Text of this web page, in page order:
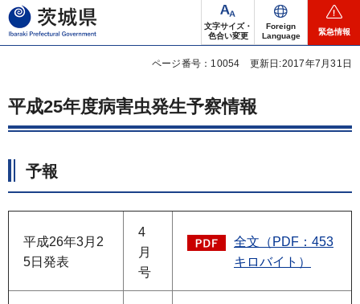
茨城県
文字サイズ・
色合い変更
Foreign
Language
緊急情報
ページ番号：10054 更新日:2017年7月31日
平成25年度病害虫発生予察情報
予報
平成26年3月2
5日発表
4
月
号
全文（PDF：453
キロバイト）